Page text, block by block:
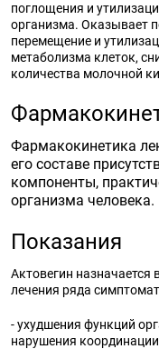
поглощения и
организма. Оказывает
перемещение и
метаболизма клеток,
количества молочной
Фармакокинетика
его составе
компоненты,
организма человека.
Показания
Актовегин назначается
лечения ряда
- ухудшения функций
нарушения